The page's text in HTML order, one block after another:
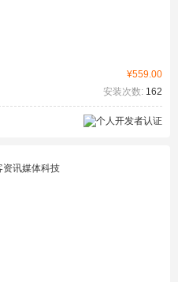
¥559.00
安装次数: 162